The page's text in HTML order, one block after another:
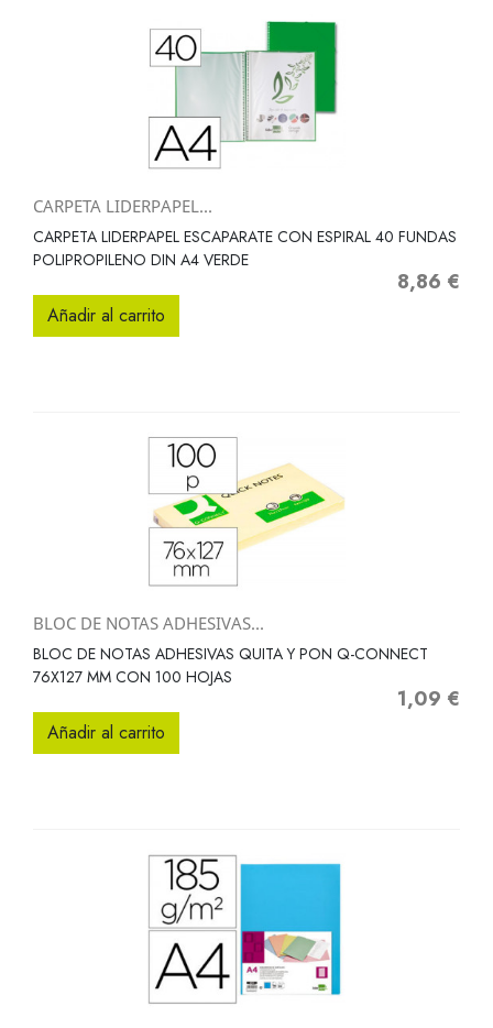
CARPETA LIDERPAPEL...
CARPETA LIDERPAPEL ESCAPARATE CON ESPIRAL 40 FUNDAS
POLIPROPILENO DIN A4 VERDE
Precio
8,86 €
Añadir al carrito
BLOC DE NOTAS ADHESIVAS...
BLOC DE NOTAS ADHESIVAS QUITA Y PON Q-CONNECT
76X127 MM CON 100 HOJAS
Precio
1,09 €
Añadir al carrito